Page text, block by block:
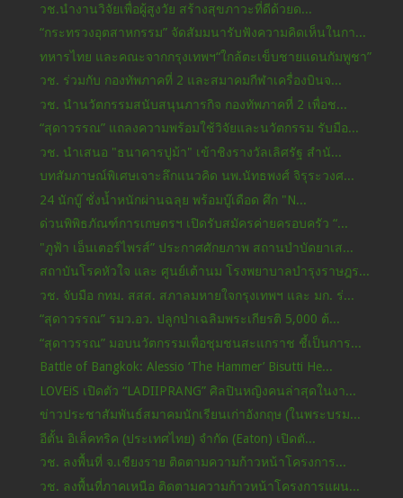
วช.นำงานวิจัยเพื่อผู้สูงวัย สร้างสุขภาวะที่ดีด้วยด...
“กระทรวงอุตสาหกรรม” จัดสัมมนารับฟังความคิดเห็นในกา...
ทหารไทย และคณะจากกรุงเทพฯ“ใกล้ตะเข็บชายแดนกัมพูชา”
วช. ร่วมกับ กองทัพภาคที่ 2 และสมาคมกีฬาเครื่องบินจ...
วช. นำนวัตกรรมสนับสนุนภารกิจ กองทัพภาคที่ 2 เพื่อช...
“สุดาวรรณ” แถลงความพร้อมใช้วิจัยและนวัตกรรม รับมือ...
วช. นำเสนอ "ธนาคารปูม้า" เข้าชิงรางวัลเลิศรัฐ สำนั...
บทสัมภาษณ์พิเศษเจาะลึกแนวคิด นพ.นัทธพงศ์ จิรุระวงศ...
24 นักบู๊ ชั่งน้ำหนักผ่านฉลุย พร้อมบู๊เดือด ศึก "N...
ด่วนพิพิธภัณฑ์การเกษตรฯ เปิดรับสมัครค่ายครอบครัว “...
"ภูฟ้า เอ็นเตอร์ไพรส์” ประกาศศักยภาพ สถานบำบัดยาเส...
สถาบันโรคหัวใจ และ ศูนย์เต้านม โรงพยาบาลบำรุงราษฎร...
วช. จับมือ กทม. สสส. สภาลมหายใจกรุงเทพฯ และ มก. ร่...
“สุดาวรรณ” รมว.อว. ปลูกป่าเฉลิมพระเกียรติ 5,000 ต้...
“สุดาวรรณ” มอบนวัตกรรมเพื่อชุมชนสะแกราช ชี้เป็นการ...
Battle of Bangkok: Alessio ‘The Hammer’ Bisutti He...
LOVEiS เปิดตัว “LADIIPRANG” ศิลปินหญิงคนล่าสุดในงา...
ข่าวประชาสัมพันธ์สมาคมนักเรียนเก่าอังกฤษ (ในพระบรม...
อีตั้น อิเล็คทริค (ประเทศไทย) จำกัด (Eaton) เปิดตั...
วช. ลงพื้นที่ จ.เชียงราย ติดตามความก้าวหน้าโครงการ...
วช. ลงพื้นที่ภาคเหนือ ติดตามความก้าวหน้าโครงการแผน...